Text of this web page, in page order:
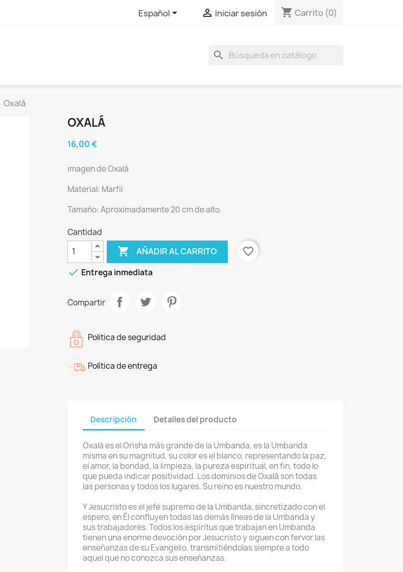
Español  Iniciar sesión shopping_cart Carrito (0)
search
Oxalá
OXALÁ
16,00 €
imagen de Oxalá
Material: Marfil
Tamaño: Aproximadamente 20 cm de alto.
Cantidad
 AÑADIR AL CARRITO
favorite_border
 Entrega inmediata
Compartir
Politica de seguridad
Política de entrega
Descripción Detalles del producto
Oxalá es el Orisha más grande de la Umbanda, es la Umbanda
misma en su magnitud, su color es el blanco, representando la paz,
el amor, la bondad, la limpieza, la pureza espiritual, en fin, todo lo
que pueda indicar positividad. Los dominios de Oxalá son todas
las personas y todos los lugares. Su reino es nuestro mundo.
Y Jesucristo es el jefe supremo de la Umbanda, sincretizado con el
espero, en Él confluyen todas las demás líneas de la Umbanda y
sus trabajadores. Todos los espíritus que trabajan en Umbanda
tienen una enorme devoción por Jesucristo y siguen con fervor las
enseñanzas de su Evangelio, transmitiéndolas siempre a todo
aquel que no conozca sus enseñanzas.